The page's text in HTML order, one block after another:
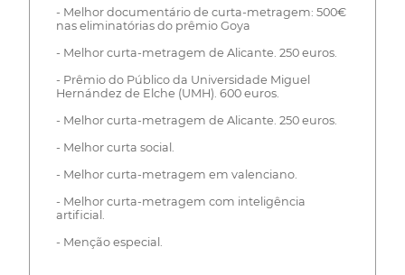
- Melhor documentário de curta-metragem: 500€
nas eliminatórias do prêmio Goya
- Melhor curta-metragem de Alicante. 250 euros.
- Prêmio do Público da Universidade Miguel
Hernández de Elche (UMH). 600 euros.
- Melhor curta-metragem de Alicante. 250 euros.
- Melhor curta social.
- Melhor curta-metragem em valenciano.
- Melhor curta-metragem com inteligência
artificial.
- Menção especial.